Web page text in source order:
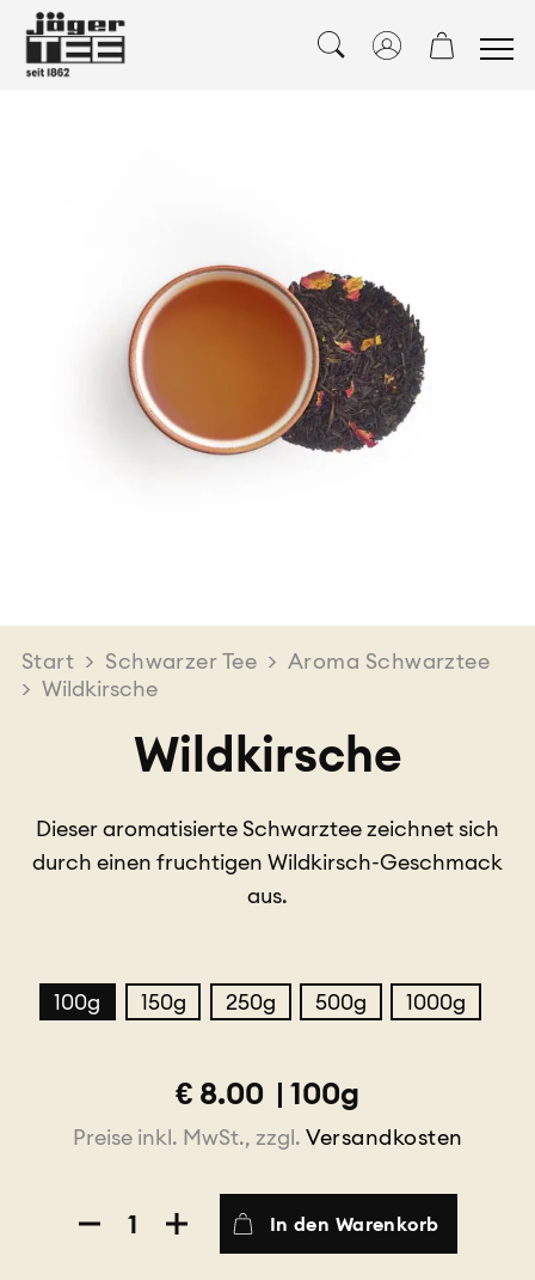
Start > Schwarzer Tee > Aroma Schwarztee
> Wildkirsche
Wildkirsche
Dieser aromatisierte Schwarztee zeichnet sich
durch einen fruchtigen Wildkirsch-Geschmack
aus.
100g 150g 250g 500g 1000g
€ 8.00 | 100g
Preise inkl. MwSt., zzgl. Versandkosten
Wildkirsche
Menge
In den Warenkorb